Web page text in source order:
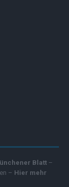
Blatt –
– Hier mehr